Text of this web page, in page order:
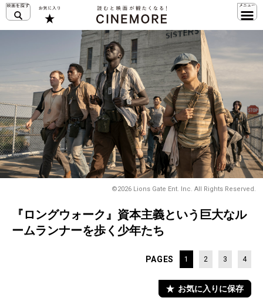
©2026 Lions Gate Ent. Inc. All Rights Reserved.
『ロングウォーク』資本主義という巨大なル
ームランナーを歩く少年たち
PAGES 1 2 3 4
お気に入りに保存